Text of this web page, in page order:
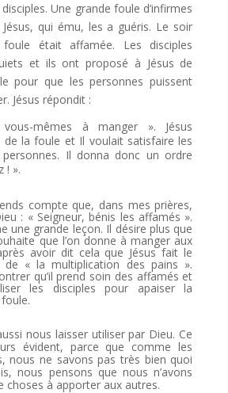
Une grande foule d’infirmes
qui ému, les a guéris. Le soir
était affamée. Les disciples
et ils ont proposé à Jésus de
pour que les personnes puissent
Jésus répondit :
mêmes à manger ». Jésus
de la foule et Il voulait satisfaire les
Il donna donc un ordre
! ».
compte que, dans mes prières,
: « Seigneur, bénis les affamés ».
une grande leçon. Il désire plus que
que l’on donne à manger aux
avoir dit cela que Jésus fait le
de « la multiplication des pains ».
qu’il prend soin des affamés et
les disciples pour apaiser la
nous laisser utiliser par Dieu. Ce
évident, parce que comme les
nous ne savons pas très bien quoi
nous pensons que nous n’avons
choses à apporter aux autres.